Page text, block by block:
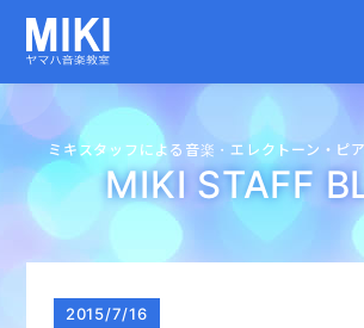
HOME
ミキスタッフによる音楽・エレクトーン・ ピ
MIKI STAFF
2015/7/16